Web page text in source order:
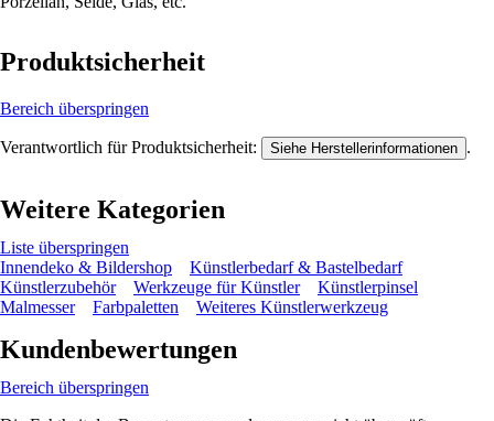
Produktsicherheit
Bereich überspringen
Verantwortlich für Produktsicherheit: Siehe Herstellerinformationen .
Weitere Kategorien
Liste überspringen
Innendeko & Bildershop
Künstlerbedarf & Bastelbedarf
Künstlerzubehör
Werkzeuge für Künstler
Künstlerpinsel
Malmesser
Farbpaletten Weiteres Künstlerwerkzeug
Kundenbewertungen
Bereich überspringen